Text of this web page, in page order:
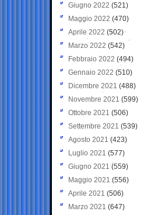
Giugno 2022 (521)
Maggio 2022 (470)
Aprile 2022 (502)
Marzo 2022 (542)
Febbraio 2022 (494)
Gennaio 2022 (510)
Dicembre 2021 (488)
Novembre 2021 (599)
Ottobre 2021 (506)
Settembre 2021 (539)
Agosto 2021 (423)
Luglio 2021 (577)
Giugno 2021(559)
Maggio 2021 (556)
Aprile 2021 (506)
Marzo 2021 (647)